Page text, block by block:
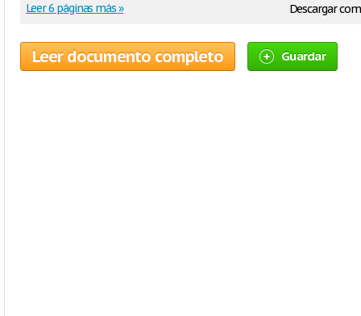
Descargar
Leer 6 páginas más »
Leer documento completo Guardar